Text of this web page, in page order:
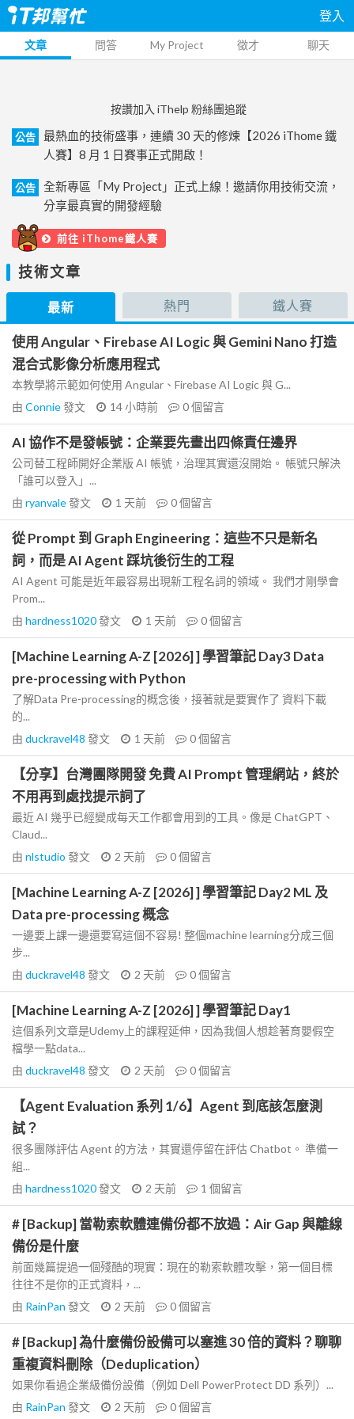
登入
文章 問答 My Project 徵才 聊天
按讚加入 iThelp 粉絲團追蹤
公告
最熱血的技術盛事，連續 30 天的修煉【2026 iThome 鐵
人賽】8 月 1 日賽事正式開啟！
公告
全新專區「My Project」正式上線！邀請你用技術交流，
分享最真實的開發經驗
前往 iThome鐵人賽
技術文章
最新 熱門 鐵人賽
使用 Angular、Firebase AI Logic 與 Gemini Nano 打造
混合式影像分析應用程式
本教學將示範如何使用 Angular、Firebase AI Logic 與 G...
由 Connie發文 14 小時前 0個留言
AI 協作不是發帳號：企業要先畫出四條責任邊界
公司替工程師開好企業版 AI 帳號，治理其實還沒開始。 帳號只解決
「誰可以登入」...
由 ryanvale發文 1 天前 0個留言
從 Prompt 到 Graph Engineering：這些不只是新名
詞，而是 AI Agent 踩坑後衍生的工程
AI Agent 可能是近年最容易出現新工程名詞的領域。 我們才剛學會
Prom...
由 hardness1020發文 1 天前 0個留言
[Machine Learning A-Z [2026] ] 學習筆記 Day3 Data
pre-processing with Python
了解Data Pre-processing的概念後，接著就是要實作了 資料下載
的...
由 duckravel48 發文 1 天前 0個留言
【分享】台灣團隊開發 免費 AI Prompt 管理網站，終於
不用再到處找提示詞了
最近 AI 幾乎已經變成每天工作都會用到的工具。像是 ChatGPT、
Claud...
由 nlstudio 發文 2 天前 0個留言
[Machine Learning A-Z [2026] ] 學習筆記 Day2 ML 及
Data pre-processing 概念
一邊要上課一邊還要寫這個不容易! 整個machine learning分成三個
步...
由 duckravel48 發文 2 天前 0個留言
[Machine Learning A-Z [2026] ] 學習筆記 Day1
這個系列文章是Udemy上的課程延伸，因為我個人想趁著育嬰假空
檔學一點data...
由 duckravel48 發文 2 天前 0個留言
【Agent Evaluation 系列 1/6】Agent 到底該怎麼測
試？
很多團隊評估 Agent 的方法，其實還停留在評估 Chatbot。 準備一
組...
由 hardness1020發文 2 天前 1 個留言
# [Backup] 當勒索軟體連備份都不放過：Air Gap 與離線
備份是什麼
前面幾篇提過一個殘酷的現實：現在的勒索軟體攻擊，第一個目標
往往不是你的正式資料，...
由 RainPan 發文 2 天前 0個留言
# [Backup] 為什麼備份設備可以塞進 30 倍的資料？聊聊
重複資料刪除（Deduplication）
如果你看過企業級備份設備（例如 Dell PowerProtect DD 系列）...
由 RainPan 發文 2 天前 0個留言